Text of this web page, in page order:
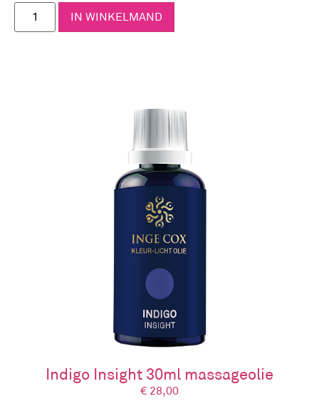
IN WINKELMAND
Indigo Insight 30ml massageolie
€ 28,00